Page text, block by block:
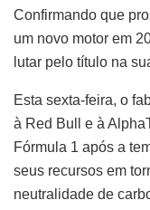
Confirmando que
um novo motor em
lutar pelo título na
Esta sexta-feira, o
à Red Bull e à
Fórmula 1 após a
seus recursos em
neutralidade de